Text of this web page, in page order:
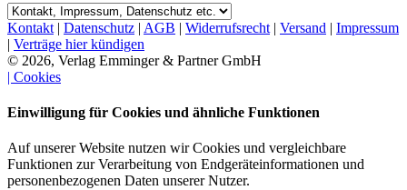
Kontakt | Datenschutz | AGB | Widerrufsrecht | Versand | Impressum
| Verträge hier kündigen
© 2026, Verlag Emminger & Partner GmbH
| Cookies
Einwilligung für Cookies und ähnliche Funktionen
Auf unserer Website nutzen wir Cookies und vergleichbare
Funktionen zur Verarbeitung von Endgeräteinformationen und
personenbezogenen Daten unserer Nutzer.